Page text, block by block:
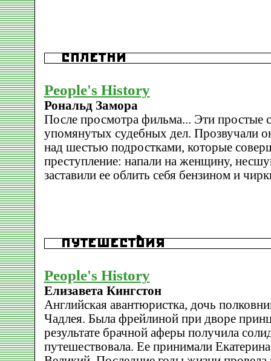
People's History
Рональд Замора
После просмотра фильма... Эти простые
упомянутых судебных дел. Прозвучали
над шестью подростками, которые
преступление: напали на женщину,
заставили ее облить себя бензином и
People's History
Елизавета Кингстон
Английская авантюристка, дочь
Чадлея. Была фрейлиной при дворе
результате брачной аферы получила
путешествовала. Ее принимали